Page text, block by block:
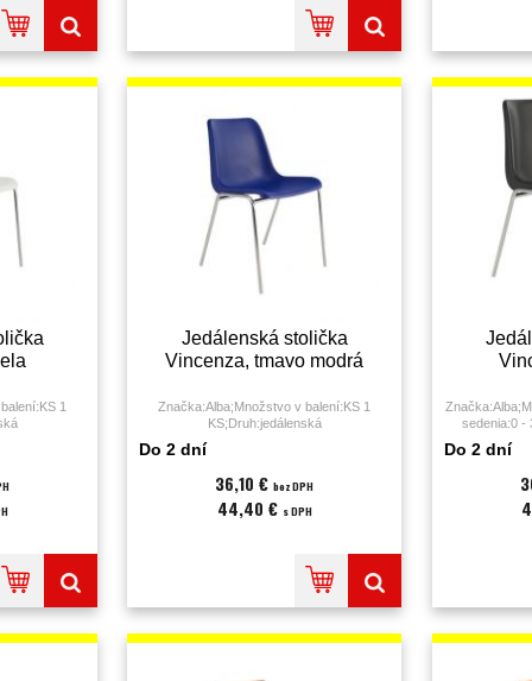
1
Jedálenská stolička
Vincenza, tmavo modrá
Značka:Alba;Množstvo v balení:KS 1
KS;Druh:jedálenská
stolička;Farba:modrá;Nosnosť:120
kg;Poťah:sedák a operadlo plast;
Do 2 dní
36,10 €bez DPH
44,40 € s DPH
sedenia:0 -
Do 2 dní